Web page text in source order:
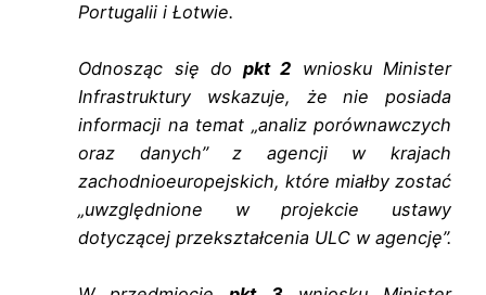
Portugalii i Łotwie.
Odnosząc się do pkt 2 wniosku Minister
Infrastruktury wskazuje, że nie posiada
informacji na temat „analiz porównawczych
oraz danych” z agencji w krajach
zachodnioeuropejskich, które miałby zostać
„uwzględnione w projekcie ustawy
dotyczącej przekształcenia ULC w agencję”.